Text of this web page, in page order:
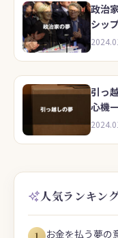
政治
シッ
引っ
心機
人気ランキン
お金を払う夢の